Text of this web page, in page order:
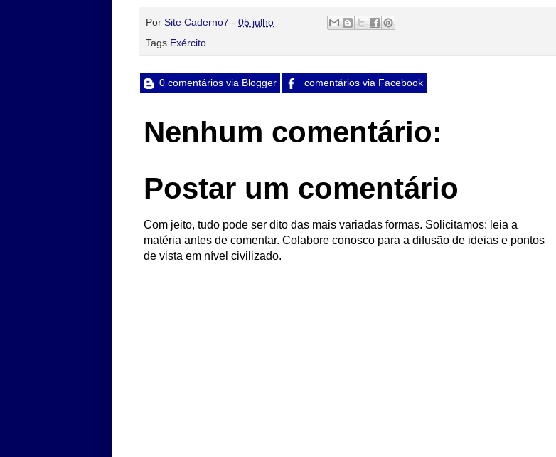
Por Site Caderno7 - 05 julho
Tags Exército
0 comentários via Blogger comentários via Facebook
Nenhum comentário:
Postar um comentário
Com jeito, tudo pode ser dito das mais variadas formas. Solicitamos: leia a
matéria antes de comentar. Colabore conosco para a difusão de ideias e pontos
de vista em nível civilizado.